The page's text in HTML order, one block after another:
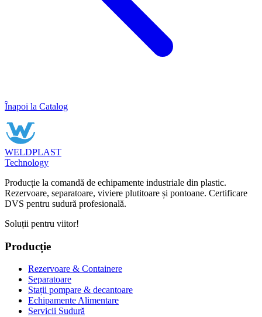
Înapoi la Catalog
WELDPLAST
Technology
Producție la comandă de echipamente industriale din plastic.
Rezervoare, separatoare, viviere plutitoare și pontoane. Certificare
DVS pentru sudură profesională.
Soluții pentru viitor!
Producție
Rezervoare & Containere
Separatoare
Stații pompare & decantoare
Echipamente Alimentare
Servicii Sudură